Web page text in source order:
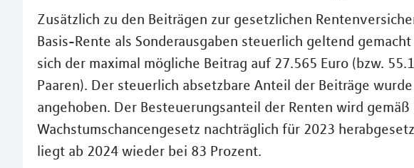
Zusätzlich zu den Beiträgen zur gesetzlichen
Basis-Rente als Sonderausgaben steuerlich geltend
sich der maximal mögliche Beitrag auf 27.565 Euro (bzw.
Paaren). Der steuerlich absetzbare Anteil der Beiträge
angehoben. Der Besteuerungsanteil der Renten wird
Wachstumschancengesetz nachträglich für 2023
liegt ab 2024 wieder bei 83 Prozent.